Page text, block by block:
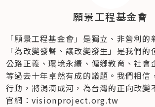
願景工程基金會
「願景工程基金會」是獨立、非營利的
「為改變發聲、讓改變發生」是我們
公路正義、環境永續、偏鄉教育、社會
等過去十年卓然有成的議題。我們相信
行動，將涓滴成河，為台灣的正向改變
官網：visionproject.org.tw